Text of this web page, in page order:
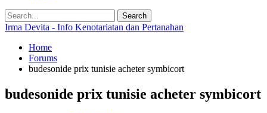
Irma Devita - Info Kenotariatan dan Pertanahan
Home
Forums
budesonide prix tunisie acheter symbicort
budesonide prix tunisie acheter symbicort